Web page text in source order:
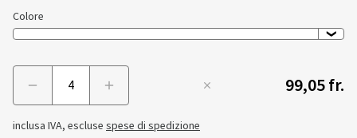
Colore
99,05 fr.
inclusa IVA, escluse spese di spedizione